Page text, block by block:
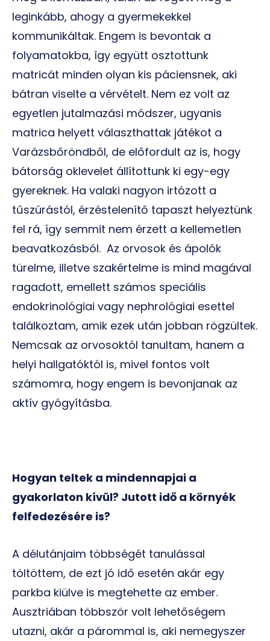
leginkább, ahogy a gyermekekkel
kommunikáltak. Engem is bevontak a
folyamatokba, így együtt osztottunk
matricát minden olyan kis páciensnek, aki
bátran viselte a vérvételt. Nem ez volt az
egyetlen jutalmazási módszer, ugyanis
matrica helyett választhattak játékot a
Varázsbőröndből, de előfordult az is, hogy
bátorság oklevelet állítottunk ki egy-egy
gyereknek. Ha valaki nagyon irtózott a
tűszúrástól, érzéstelenítő tapaszt helyeztünk
fel rá, így semmit nem érzett a kellemetlen
beavatkozásból. Az orvosok és ápolók
türelme, illetve szakértelme is mind magával
ragadott, emellett számos speciális
endokrinológiai vagy nephrológiai esettel
találkoztam, amik ezek után jobban rögzültek.
Nemcsak az orvosoktól tanultam, hanem a
helyi hallgatóktól is, mivel fontos volt
számomra, hogy engem is bevonjanak az
aktív gyógyításba.
Hogyan teltek a mindennapjai a
gyakorlaton kívül? Jutott idő a környék
felfedezésére is?
A délutánjaim többségét tanulással
töltöttem, de ezt jó idő esetén akár egy
parkba kiülve is megtehette az ember.
Ausztriában többször volt lehetőségem
utazni, akár a párommal is, aki nemegyszer